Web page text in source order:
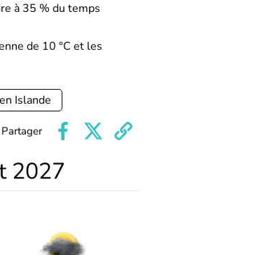
à 35 % du temps
de 10 °C et les
Islande
Partager
2027